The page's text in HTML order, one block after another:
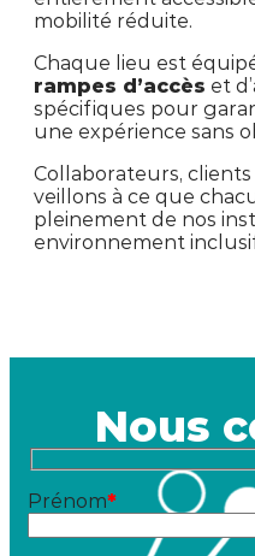
mobilité réduite.
Chaque lieu est équipé
rampes d’accès et
spécifiques pour
une expérience sans
Collaborateurs,
veillons à ce que
pleinement de nos
environnement
Nous
Prénom*